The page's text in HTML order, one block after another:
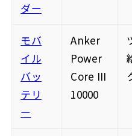
ダー
モバ
イル
バッ
テリ
ー
Anker
Power
Core III
10000